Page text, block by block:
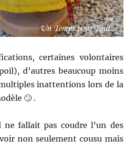
certaines volontaires
d’autres beaucoup moins
inattentions lors de la
🙄 .
ne fallait pas coudre l’un des
non seulement cousu mais